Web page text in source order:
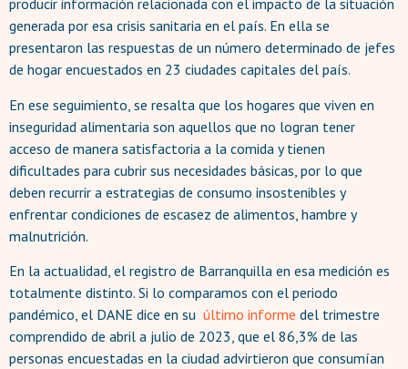
producir información relacionada con el impacto de la situación
generada por esa crisis sanitaria en el país. En ella se
presentaron las respuestas de un número determinado de jefes
de hogar encuestados en 23 ciudades capitales del país.
En ese seguimiento, se resalta que los hogares que viven en
inseguridad alimentaria son aquellos que no logran tener
acceso de manera satisfactoria a la comida y tienen
dificultades para cubrir sus necesidades básicas, por lo que
deben recurrir a estrategias de consumo insostenibles y
enfrentar condiciones de escasez de alimentos, hambre y
malnutrición.
En la actualidad, el registro de Barranquilla en esa medición es
totalmente distinto. Si lo comparamos con el periodo
pandémico, el DANE dice en su último informe del trimestre
comprendido de abril a julio de 2023, que el 86,3% de las
personas encuestadas en la ciudad advirtieron que consumían